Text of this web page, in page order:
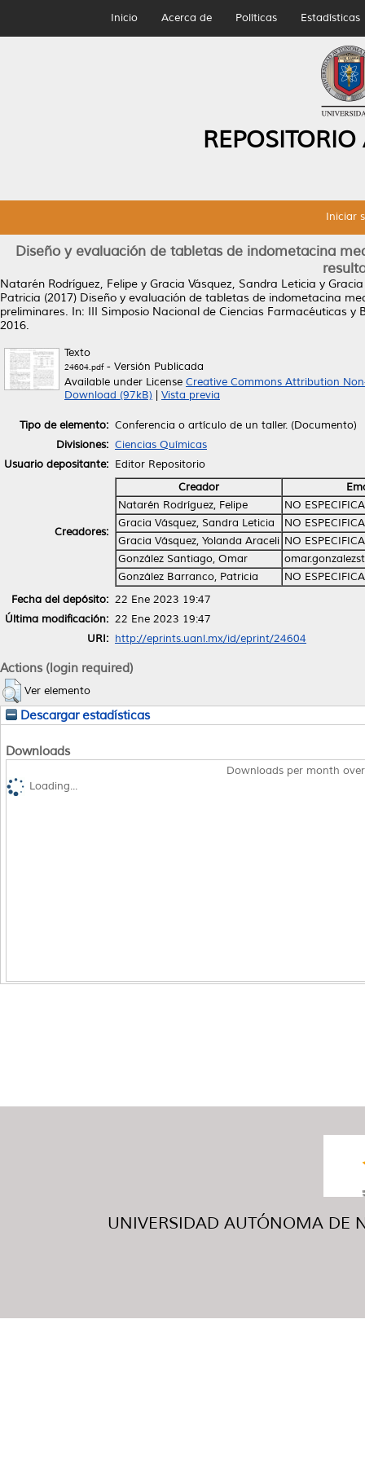
Inicio Acerca de Políticas Estadísticas
Iniciar
Diseño y evaluación de tabletas de indometacina
Natarén Rodríguez, Felipe y Gracia Vásquez, Sandra Leticia y
Patricia (2017) Diseño y evaluación de tabletas de indometacina
preliminares. In: III Simposio Nacional de Ciencias Farmacéuticas
2016.
Texto
24604.pdf- Versión Publicada
Available under License Creative Commons Attribution
Download (97kB)
Vista previa
Tipo de elemento: Conferencia o artículo de un taller. (Documento)
Divisiones: Ciencias Químicas
Usuario depositante: Editor Repositorio
Creadores:
Creador
Natarén Rodríguez, Felipe
NO
Gracia Vásquez, Sandra Leticia
NO
Gracia Vásquez, Yolanda Araceli NO
González Santiago, Omar
González Barranco, Patricia
NO
Fecha del depósito: 22 Ene 2023 19:47
Última modificación: 22 Ene 2023 19:47
URI: http://eprints.uanl.mx/id/eprint/24604
Actions (login required)
Ver elemento
Descargar estadísticas
Downloads
Downloads per month
Loading...
UNIVERSIDAD AUTÓNOMA DE